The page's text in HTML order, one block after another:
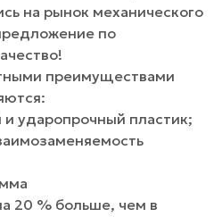
на рынок механического
по
преимуществами
ударопрочный пластик;
20 % больше, чем в